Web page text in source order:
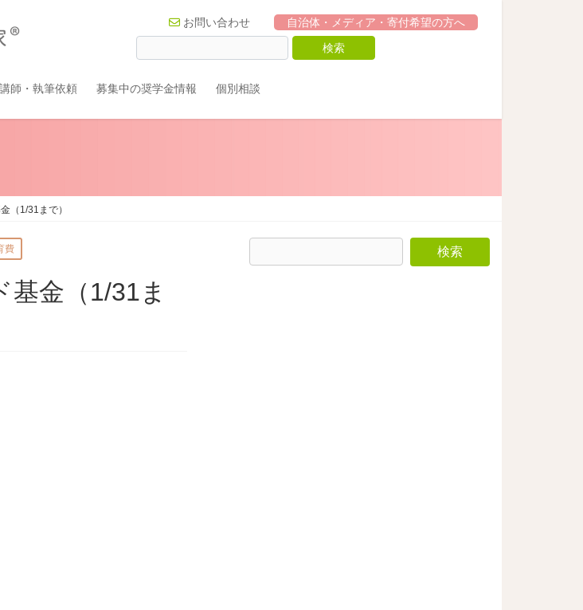
お問い合わせ 自治体・メディア・寄付希望の方へ
講師・執筆依頼 募集中の奨学金情報 個別相談
（1/31まで）
費
基金（1/31ま